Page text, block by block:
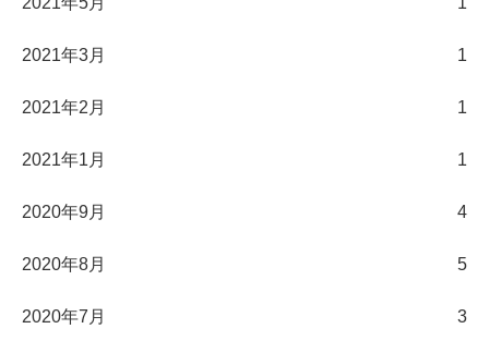
2021年3月 1
2021年2月 1
2021年1月 1
2020年9月 4
2020年8月 5
2020年7月 3